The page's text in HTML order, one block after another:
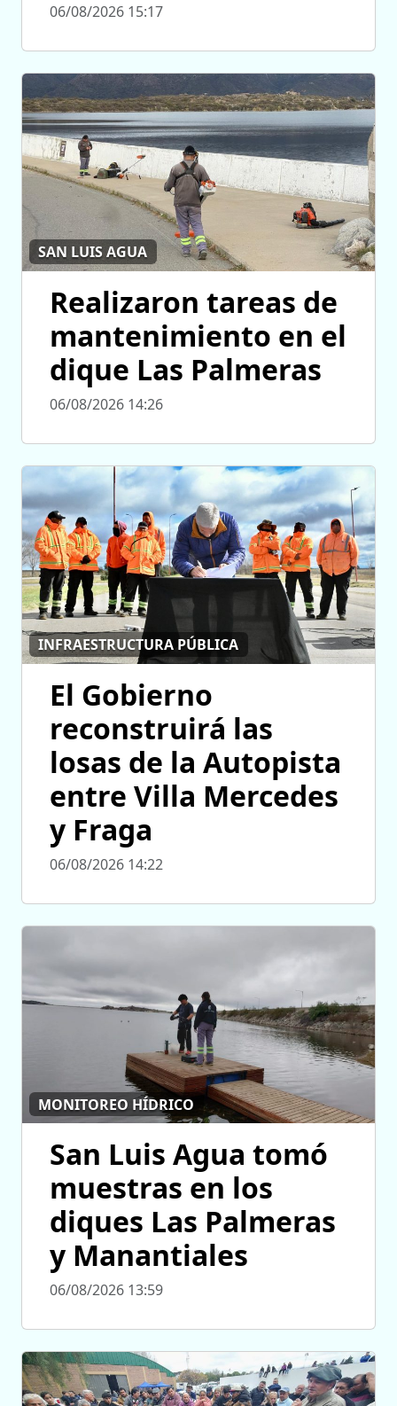
06/08/2026 15:17
SAN LUIS AGUA
Realizaron tareas de
mantenimiento en el
dique Las Palmeras
06/08/2026 14:26
INFRAESTRUCTURA PÚBLICA
El Gobierno
reconstruirá las
losas de la Autopista
entre Villa Mercedes
y Fraga
06/08/2026 14:22
MONITOREO HÍDRICO
San Luis Agua tomó
muestras en los
diques Las Palmeras
y Manantiales
06/08/2026 13:59